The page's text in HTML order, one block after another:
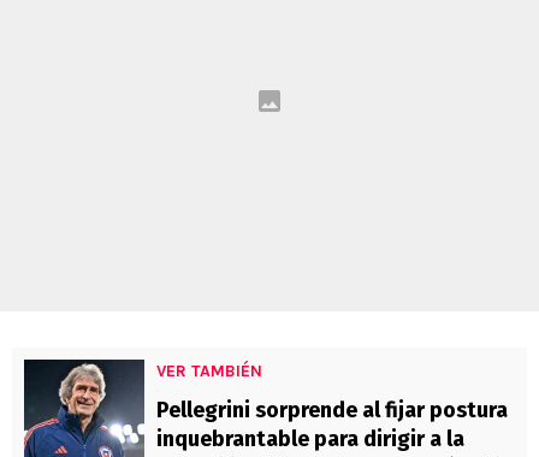
VER TAMBIÉN
Pellegrini sorprende al fijar postura
inquebrantable para dirigir a la